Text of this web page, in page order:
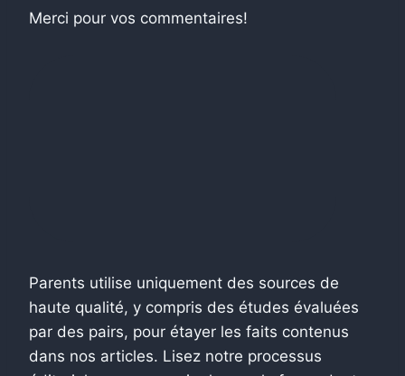
Merci pour vos commentaires!
Parents utilise uniquement des sources de
haute qualité, y compris des études évaluées
par des pairs, pour étayer les faits contenus
dans nos articles. Lisez notre processus